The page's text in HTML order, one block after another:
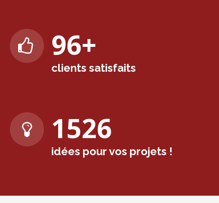
98+
clients satisfaits
1573
idées pour vos projets !